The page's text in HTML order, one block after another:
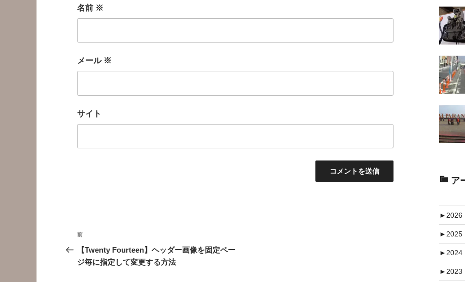
名前 ※
メール ※
サイト
投
稿
ナ
前
の
投
前
【Twenty Fourteen】ヘッダー画像を固定ペー
ジ毎に指定して変更する方法
ア
►2026
►2025
►2024
►2023